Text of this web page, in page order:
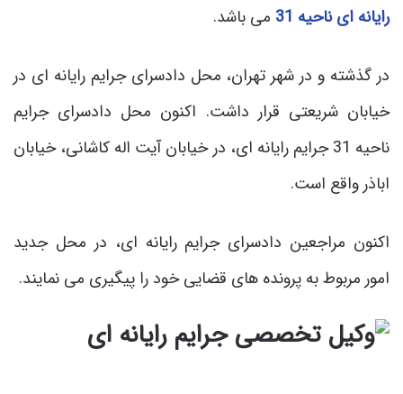
رایانه ای ناحیه 31
می باشد.
در گذشته و در شهر تهران، محل دادسرای جرایم رایانه ای در
خیابان شریعتی قرار داشت. اکنون محل دادسرای جرایم
ناحیه 31 جرایم رایانه ای، در خیابان آیت اله کاشانی، خیابان
اباذر واقع است.
اکنون مراجعین دادسرای جرایم رایانه ای، در محل جدید
امور مربوط به پرونده های قضایی خود را پیگیری می نمایند.